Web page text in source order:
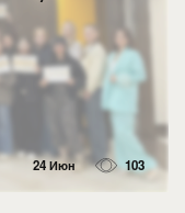
24 Июн 103